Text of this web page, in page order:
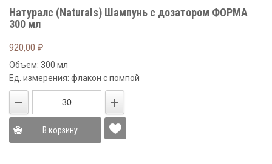
Натуралс (Naturals) Шампунь с дозатором ФОРМА
300 мл
920,00 ₽
Объем: 300 мл
Ед. измерения: флакон с помпой
В корзину